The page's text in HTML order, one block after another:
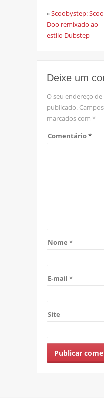
«Scoobystep:
Doo remixado ao
estilo Dubstep
Deixe um
O seu endereço
publicado.
marcados com *
Comentário*
Nome *
E-mail *
Site